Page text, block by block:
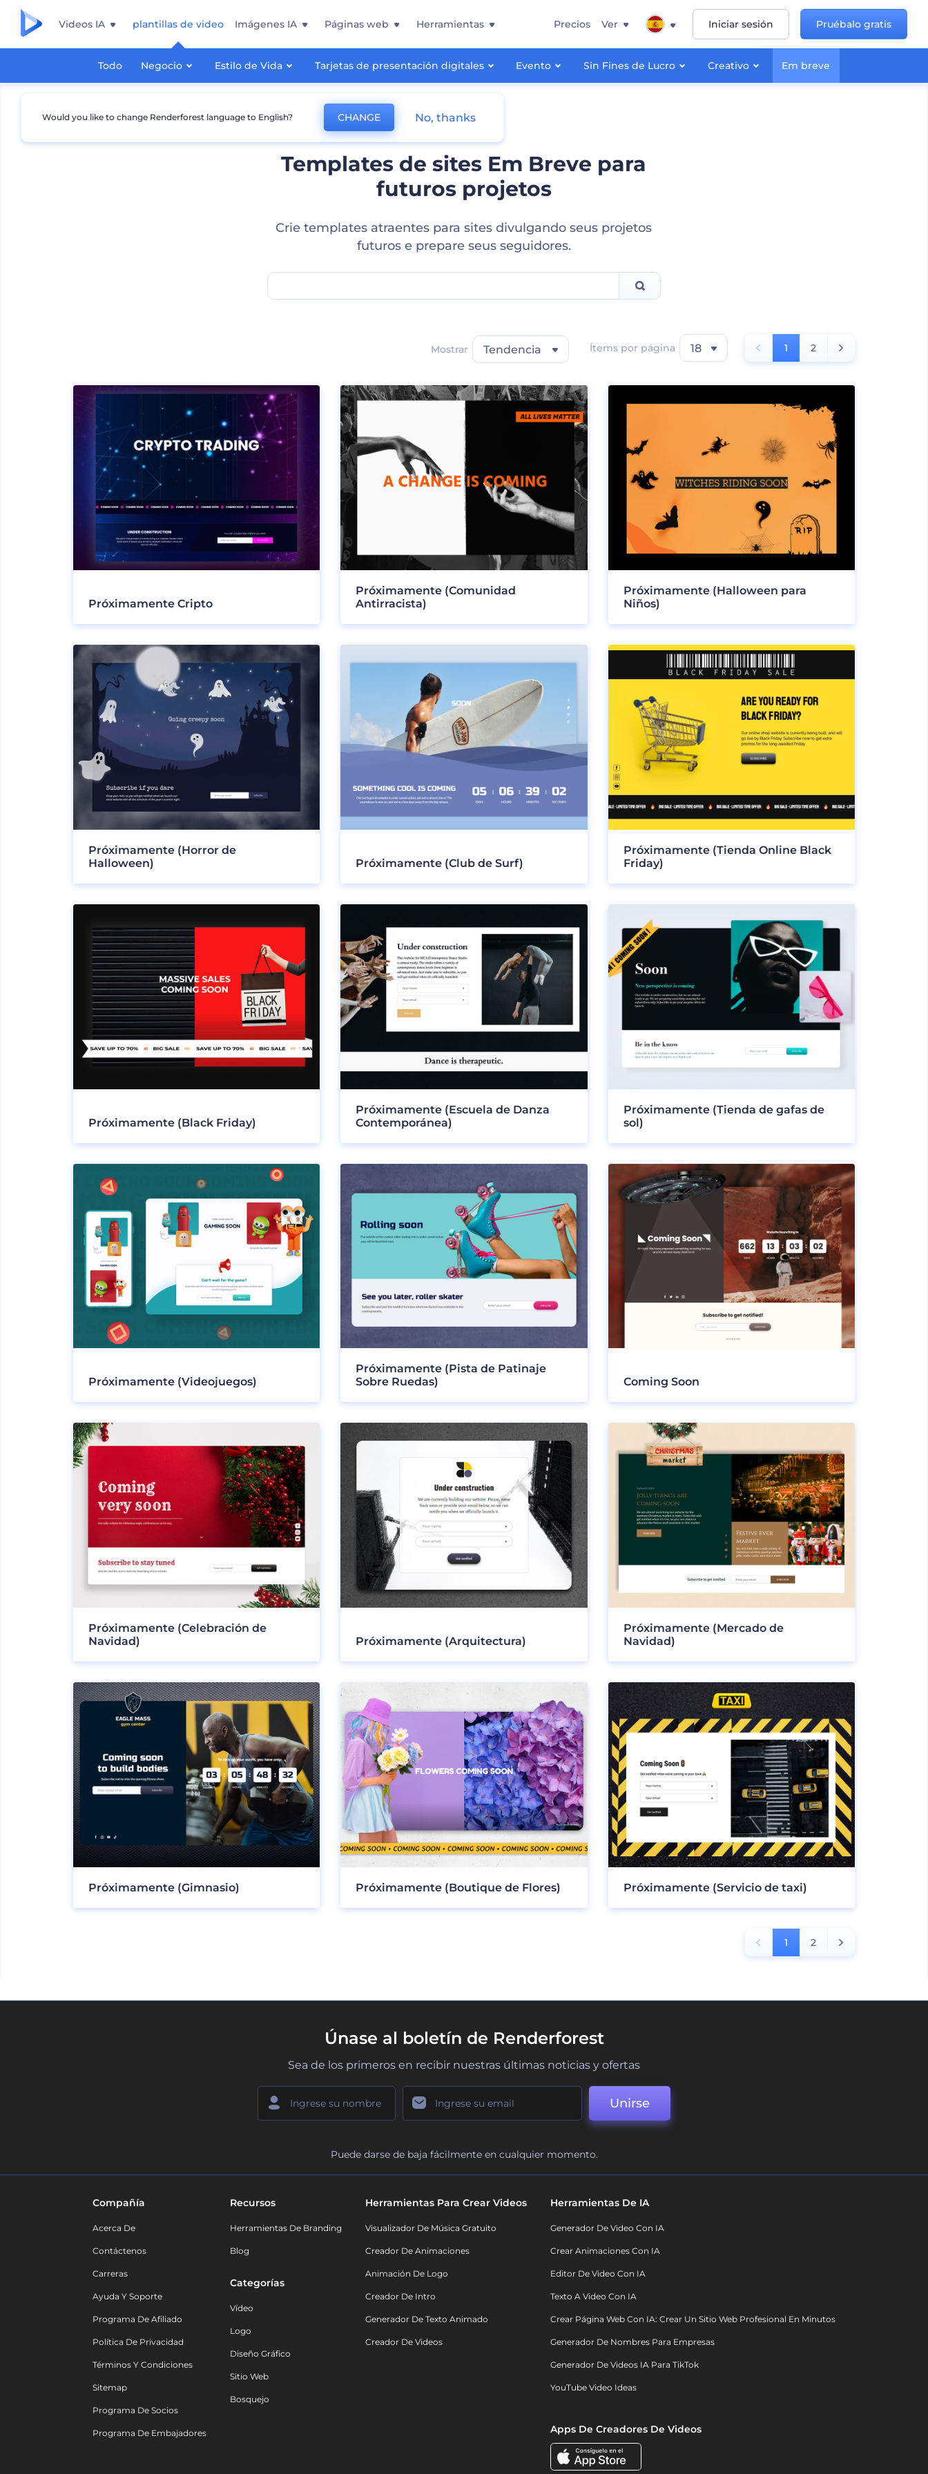
Videos IA plantillas de video
Todo Negocio Estilo de Vida Tarjetas de presentación digitales Evento Sin Fines de Lucro Creativo Em breve
Imágenes IA Páginas web Herramientas Precios Ver Iniciar sesión Pruébalo gratis
Templates de sites Em Breve para
futuros projetos
Crie templates atraentes para sites divulgando seus projetos
futuros e prepare seus seguidores.
Mostrar Tendencia Ítems por página 18 1 2
Próximamente Cripto
Próximamente (Comunidad
Antirracista)
Próximamente (Halloween para
Niños)
Próximamente (Horror de
Halloween)
Próximamente (Club de Surf)
Próximamente (Tienda Online Black
Friday)
Próximamente (Black Friday)
Próximamente (Escuela de Danza
Contemporánea)
Próximamente (Tienda de gafas de
sol)
Próximamente (Videojuegos)
Próximamente (Pista de Patinaje
Sobre Ruedas)
Coming Soon
Próximamente (Celebración de
Navidad)
Próximamente (Arquitectura)
Próximamente (Mercado de
Navidad)
Próximamente (Gimnasio) Próximamente (Boutique de Flores) Próximamente (Servicio de taxi)
1 2
Únase al boletín de Renderforest
Sea de los primeros en recibir nuestras últimas noticias y ofertas
Unirse
Puede darse de baja fácilmente en cualquier momento.
Compañía
Acerca De
Contáctenos
Carreras
Ayuda Y Soporte
Programa De Afiliado
Política De Privacidad
Términos Y Condiciones
Sitemap
Programa De Socios
Programa De Embajadores
Recursos
Herramientas De Branding
Blog
Categorías
Vídeo
Logo
Diseño Gráfico
Sitio Web
Bosquejo
Herramientas Para Crear Videos
Visualizador De Música Gratuito
Creador De Animaciones
Animación De Logo
Creador De Intro
Generador De Texto Animado
Creador De Videos
Herramientas De IA
Generador De Video Con IA
Crear Animaciones Con IA
Editor De Video Con IA
Texto A Video Con IA
Crear Página Web Con IA: Crear Un Sitio Web Profesional En Minutos
Generador De Nombres Para Empresas
Generador De Videos IA Para TikTok
YouTube Video Ideas
Apps De Creadores De Videos
Would you like to change Renderforest language to English? CHANGE No, thanks